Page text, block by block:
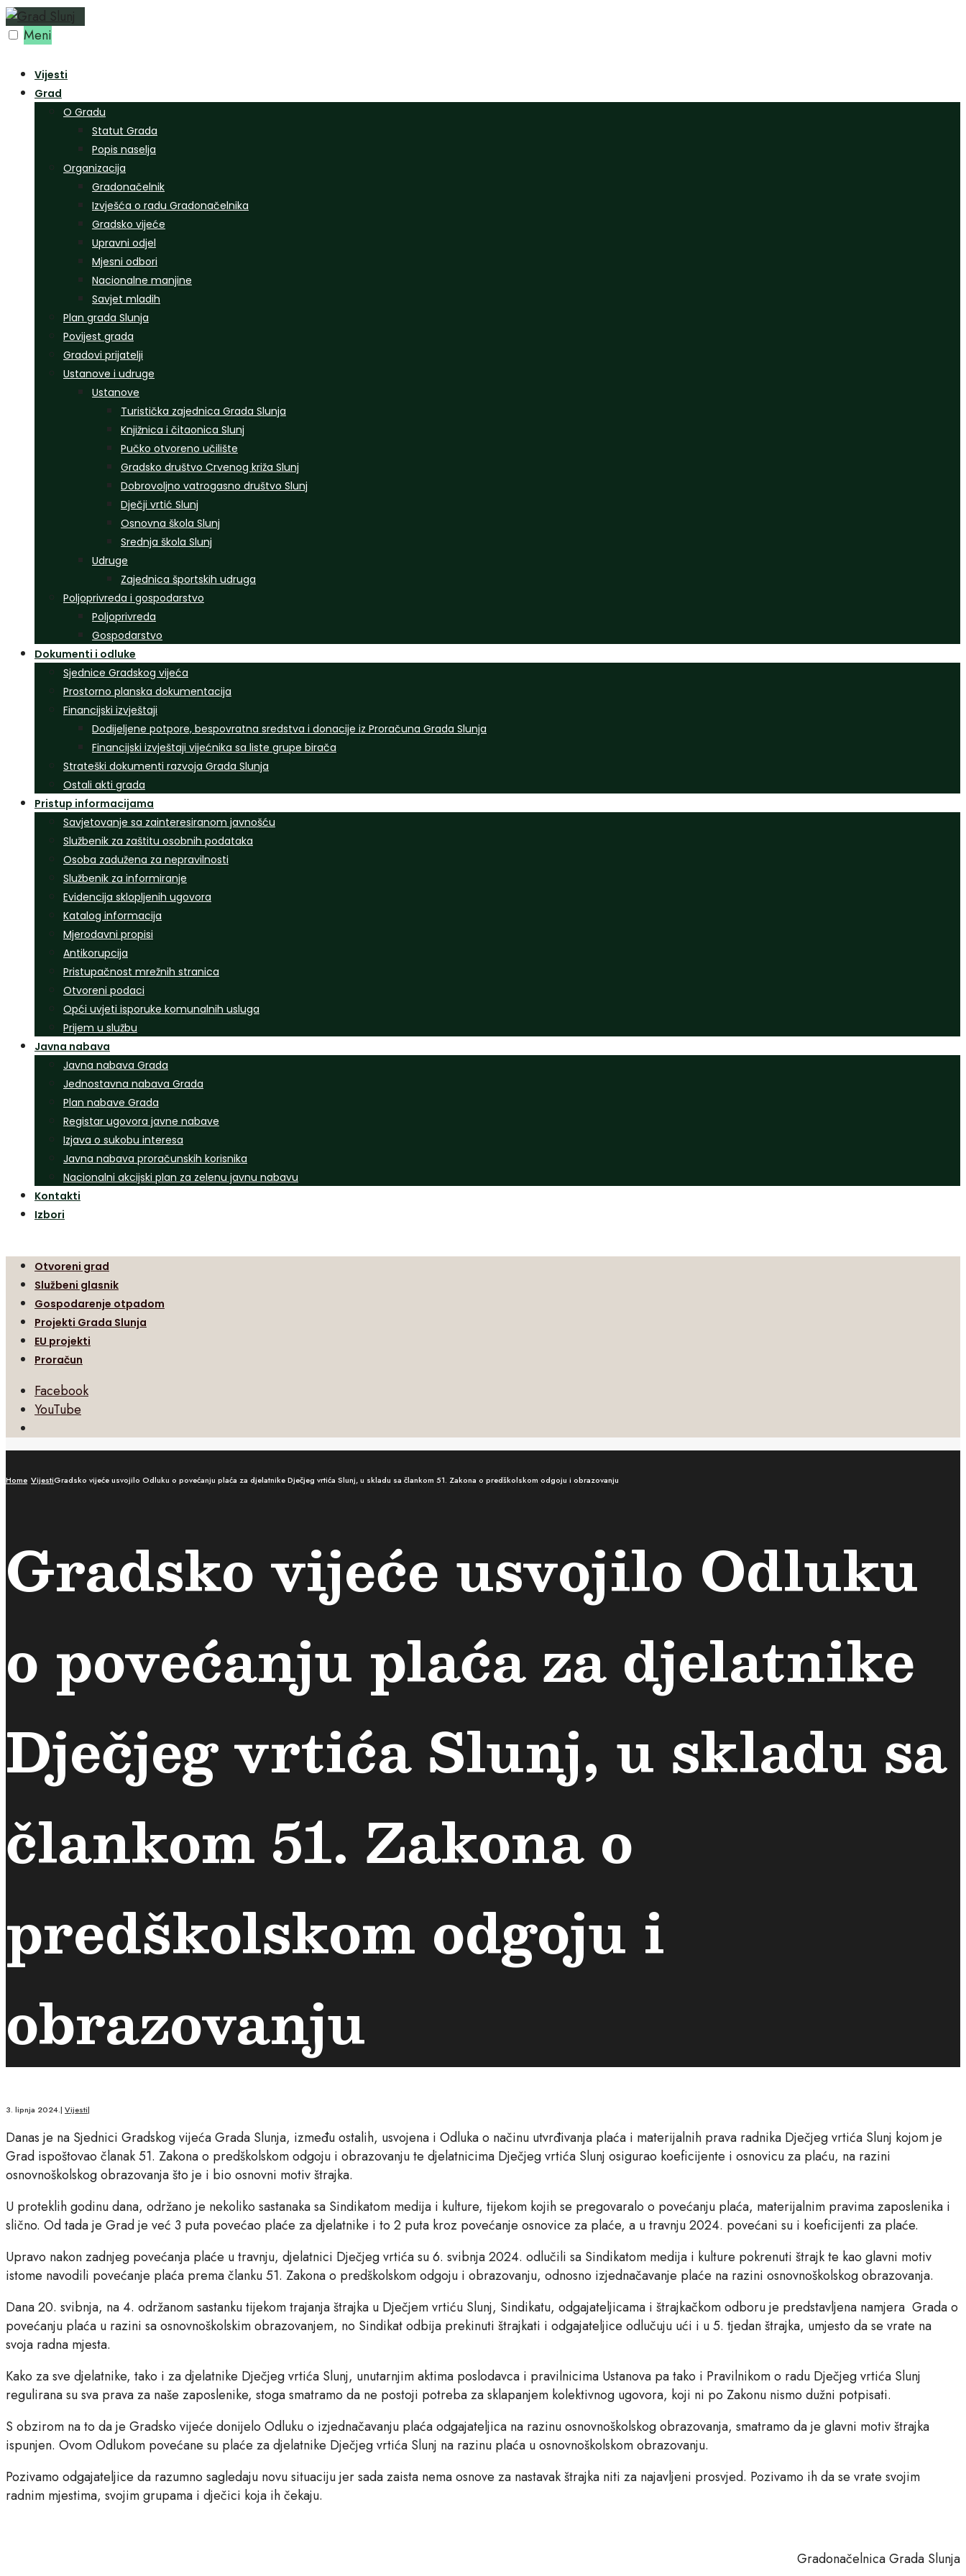
Preskoči
na Meni
Vijesti
Grad
O Gradu
Statut Grada
Popis naselja
Organizacija
Gradonačelnik
Izvješća o radu Gradonačelnika
Gradsko vijeće
Upravni odjel
Mjesni odbori
Nacionalne manjine
Savjet mladih
Plan grada Slunja
Povijest grada
Gradovi prijatelji
Ustanove i udruge
Ustanove
Turistička zajednica Grada Slunja
Knjižnica i čitaonica Slunj
Pučko otvoreno učilište
Gradsko društvo Crvenog križa Slunj
Dobrovoljno vatrogasno društvo Slunj
Dječji vrtić Slunj
Osnovna škola Slunj
Srednja škola Slunj
Udruge
Zajednica športskih udruga
Poljoprivreda i gospodarstvo
Poljoprivreda
Gospodarstvo
Dokumenti i odluke
Sjednice Gradskog vijeća
Prostorno planska dokumentacija
Financijski izvještaji
Dodijeljene potpore, bespovratna sredstva i donacije iz Proračuna Grada Slunja
Financijski izvještaji vijećnika sa liste grupe birača
Strateški dokumenti razvoja Grada Slunja
Ostali akti grada
Pristup informacijama
Savjetovanje sa zainteresiranom javnošću
Službenik za zaštitu osobnih podataka
Osoba zadužena za nepravilnosti
Službenik za informiranje
Evidencija sklopljenih ugovora
Katalog informacija
Mjerodavni propisi
Antikorupcija
Pristupačnost mrežnih stranica
Otvoreni podaci
Opći uvjeti isporuke komunalnih usluga
Prijem u službu
Javna nabava
Javna nabava Grada
Jednostavna nabava Grada
Plan nabave Grada
Registar ugovora javne nabave
Izjava o sukobu interesa
Javna nabava proračunskih korisnika
Nacionalni akcijski plan za zelenu javnu nabavu
Kontakti
Izbori
Otvoreni grad
Službeni glasnik
Gospodarenje otpadom
Projekti Grada Slunja
EU projekti
Proračun
Facebook
YouTube
Search
Home VijestiGradsko vijeće usvojilo Odluku o povećanju plaća za djelatnike Dječjeg vrtića Slunj, u skladu sa člankom 51. Zakona o predškolskom odgoju i obrazovanju
Gradsko vijeće usvojilo Odluku
o povećanju plaća za djelatnike
Dječjeg vrtića Slunj, u skladu sa
člankom 51. Zakona o
predškolskom odgoju i
obrazovanju
3. lipnja 2024.| Vijesti|
Danas je na Sjednici Gradskog vijeća Grada Slunja, između ostalih, usvojena i Odluka o načinu utvrđivanja plaća i materijalnih prava radnika Dječjeg vrtića Slunj kojom je
Grad ispoštovao članak 51. Zakona o predškolskom odgoju i obrazovanju te djelatnicima Dječjeg vrtića Slunj osigurao koeficijente i osnovicu za plaću, na razini
osnovnoškolskog obrazovanja što je i bio osnovni motiv štrajka.
U proteklih godinu dana, održano je nekoliko sastanaka sa Sindikatom medija i kulture, tijekom kojih se pregovaralo o povećanju plaća, materijalnim pravima zaposlenika i
slično. Od tada je Grad je već 3 puta povećao plaće za djelatnike i to 2 puta kroz povećanje osnovice za plaće, a u travnju 2024. povećani su i koeficijenti za plaće.
Upravo nakon zadnjeg povećanja plaće u travnju, djelatnici Dječjeg vrtića su 6. svibnja 2024. odlučili sa Sindikatom medija i kulture pokrenuti štrajk te kao glavni motiv
istome navodili povećanje plaća prema članku 51. Zakona o predškolskom odgoju i obrazovanju, odnosno izjednačavanje plaće na razini osnovnoškolskog obrazovanja.
Dana 20. svibnja, na 4. održanom sastanku tijekom trajanja štrajka u Dječjem vrtiću Slunj, Sindikatu, odgajateljicama i štrajkačkom odboru je predstavljena namjera Grada o
povećanju plaća u razini sa osnovnoškolskim obrazovanjem, no Sindikat odbija prekinuti štrajkati i odgajateljice odlučuju ući i u 5. tjedan štrajka, umjesto da se vrate na
svoja radna mjesta.
Kako za sve djelatnike, tako i za djelatnike Dječjeg vrtića Slunj, unutarnjim aktima poslodavca i pravilnicima Ustanova pa tako i Pravilnikom o radu Dječjeg vrtića Slunj
regulirana su sva prava za naše zaposlenike, stoga smatramo da ne postoji potreba za sklapanjem kolektivnog ugovora, koji ni po Zakonu nismo dužni potpisati.
S obzirom na to da je Gradsko vijeće donijelo Odluku o izjednačavanju plaća odgajateljica na razinu osnovnoškolskog obrazovanja, smatramo da je glavni motiv štrajka
ispunjen. Ovom Odlukom povećane su plaće za djelatnike Dječjeg vrtića Slunj na razinu plaća u osnovnoškolskom obrazovanju.
Pozivamo odgajateljice da razumno sagledaju novu situaciju jer sada zaista nema osnove za nastavak štrajka niti za najavljeni prosvjed. Pozivamo ih da se vrate svojim
radnim mjestima, svojim grupama i dječici koja ih čekaju.
Gradonačelnica Grada Slunja